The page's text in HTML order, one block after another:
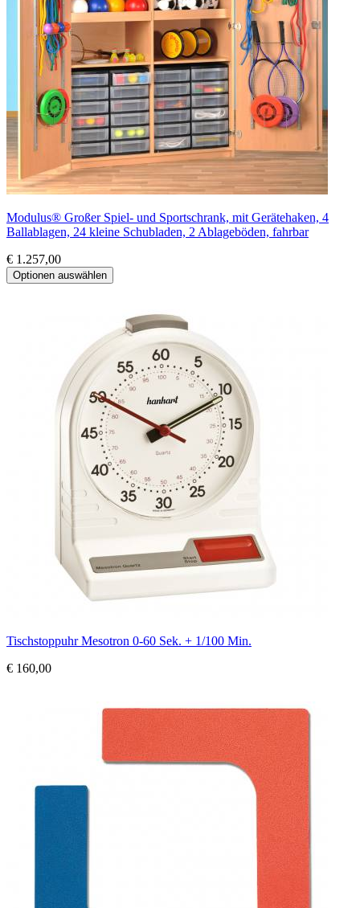
Modulus® Großer Spiel- und Sportschrank, mit Gerätehaken, 4
Ballablagen, 24 kleine Schubladen, 2 Ablageböden, fahrbar
€ 1.257,00
Tischstoppuhr Mesotron 0-60 Sek. + 1/100 Min.
€ 160,00